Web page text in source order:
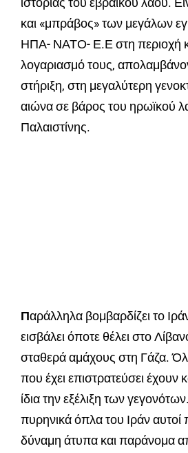
και «μπράβος» των μεγάλων
ΗΠΑ- ΝΑΤΟ- Ε.Ε στη περιοχή
λογαριασμό τους,
στήριξη, στη μεγαλύτερη
αιώνα σε βάρος του ηρωϊκού
Παλαιστίνης.
Παράλληλα βομβαρδίζει το
εισβάλει όποτε θέλει στο
σταθερά αμάχους στη Γάζα.
που έχει επιστρατεύσει έχουν
ίδια την εξέλιξη των
πυρηνικά όπλα του Ιράν αυτοί
δύναμη άτυπα και παράνομα